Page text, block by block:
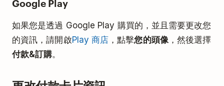
如果您是透過 Google Play 購買的，並且需要更改您
的資訊，請開啟Play 商店 ，點擊您的頭像，然後選擇
付款&訂購。